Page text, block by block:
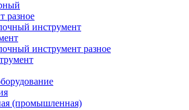
разное
инструмент
инструмент разное
(промышленная)